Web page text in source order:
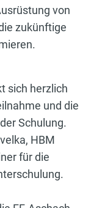
von
zukünftige
sich herzlich
und die
Schulung.
HBM
für die